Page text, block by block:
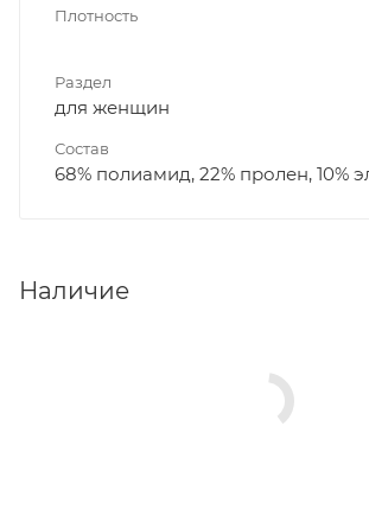
Плотность
Раздел
для женщин
Состав
68% полиамид, 22% пролен, 10%
Наличие